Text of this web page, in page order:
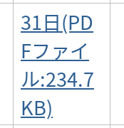
31日(PD
Fファイ
ル:234.7
KB)